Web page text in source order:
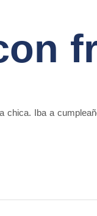
Iba a